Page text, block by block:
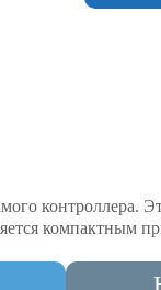
контроллера.
компактным